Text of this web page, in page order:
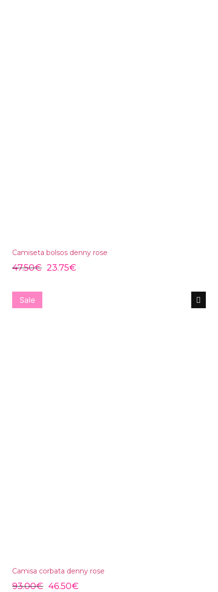
Camiseta bolsos denny rose
47.50€ 23.75€
Sale
Camisa corbata denny rose
93.00€ 46.50€